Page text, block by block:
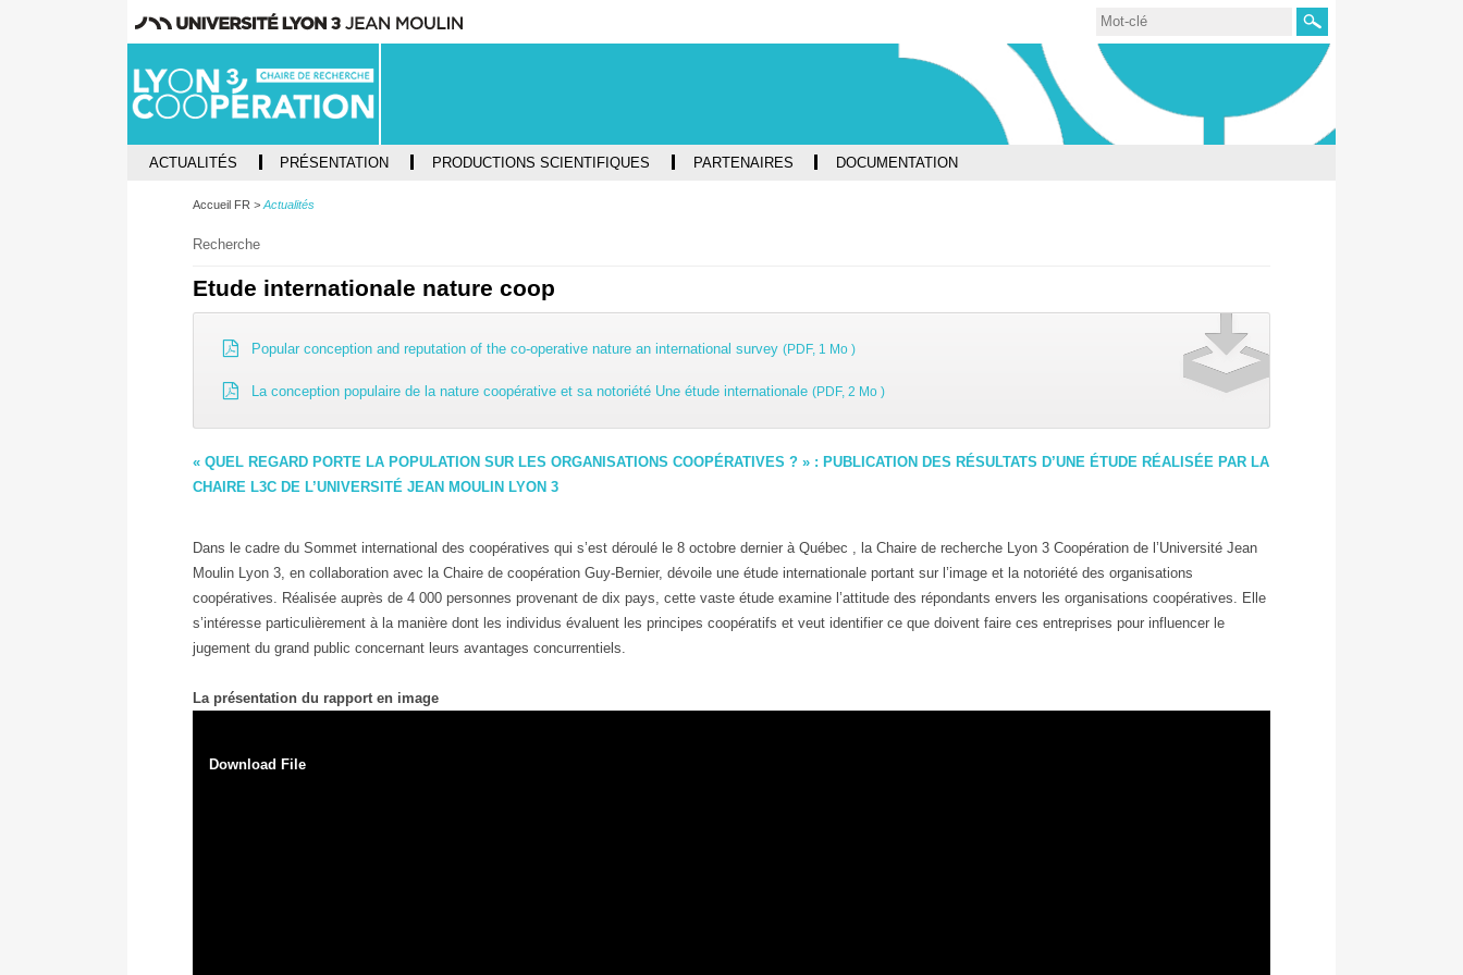
Rechercher
ACTUALITÉS PRÉSENTATION PRODUCTIONS SCIENTIFIQUES PARTENAIRES DOCUMENTATION
Accueil FR Actualités
Recherche
Etude internationale nature coop
Popular conception and reputation of the co-operative nature an international survey (PDF, 1 Mo )
La conception populaire de la nature coopérative et sa notoriété Une étude internationale (PDF, 2 Mo )
« QUEL REGARD PORTE LA POPULATION SUR LES ORGANISATIONS COOPÉRATIVES ? » : PUBLICATION DES RÉSULTATS D’UNE ÉTUDE RÉALISÉE PAR LA
CHAIRE L3C DE L’UNIVERSITÉ JEAN MOULIN LYON 3
Dans le cadre du Sommet international des coopératives qui s’est déroulé le 8 octobre dernier à Québec , la Chaire de recherche Lyon 3 Coopération de l’Université Jean
Moulin Lyon 3, en collaboration avec la Chaire de coopération Guy-Bernier, dévoile une étude internationale portant sur l’image et la notoriété des organisations
coopératives. Réalisée auprès de 4 000 personnes provenant de dix pays, cette vaste étude examine l’attitude des répondants envers les organisations coopératives. Elle
s’intéresse particulièrement à la manière dont les individus évaluent les principes coopératifs et veut identifier ce que doivent faire ces entreprises pour influencer le
jugement du grand public concernant leurs avantages concurrentiels.
La présentation du rapport en image
Download File